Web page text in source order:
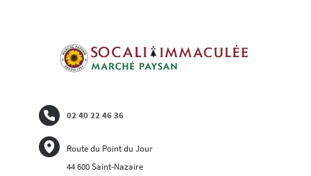
02 40 22 46 36
Route du Point du Jour
44 600 Saint-Nazaire